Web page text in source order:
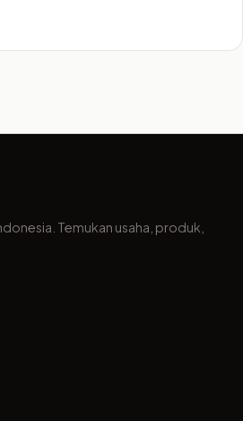
Temukan usaha, produk,